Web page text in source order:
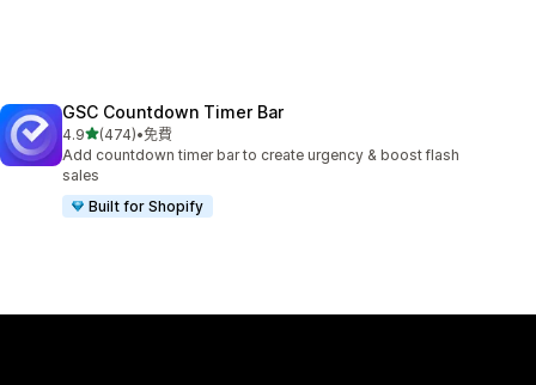
GSC Countdown Timer Bar
4.9滿分 5 顆星
(474)
共有 474 則評價
•免費
Add countdown timer bar to create urgency & boost flash
sales
Built for Shopify